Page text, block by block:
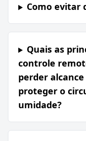
Como evitar
Quais as
controle
perder
proteger o
umidade?